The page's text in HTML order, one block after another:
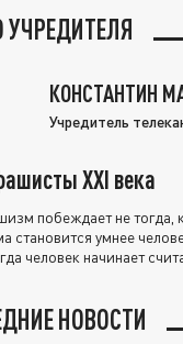
УЧРЕДИТЕЛЯ
КОНСТАНТИН
Учредитель
XXI века
побеждает не тогда,
становится умнее
человек начинает
НОВОСТИ